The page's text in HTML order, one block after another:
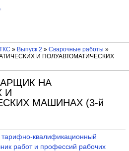
» Выпуск 2 » Сварочные работы »
И ПОЛУАВТОМАТИЧЕСКИХ
НА
И
МАШИНАХ (3-й
квалификационный
работ и профессий рабочих